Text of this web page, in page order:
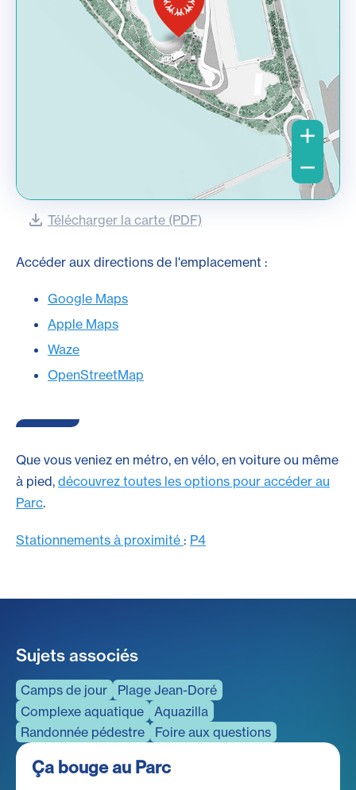
Télécharger la carte (PDF)
Accéder aux directions de l'emplacement :
Google Maps
Apple Maps
Waze
OpenStreetMap
Que vous veniez en métro, en vélo, en voiture ou même
à pied, découvrez toutes les options pour accéder au
Parc.
Stationnements à proximité : P4
Sujets associés
Camps de jour
Plage Jean-Doré
Complexe aquatique
Aquazilla
Randonnée pédestre
Foire aux questions
Ça bouge au Parc